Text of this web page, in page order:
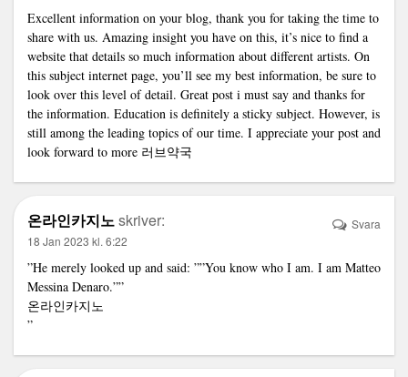
Excellent information on your blog, thank you for taking the time to
share with us. Amazing insight you have on this, it’s nice to find a
website that details so much information about different artists. On
this subject internet page, you’ll see my best information, be sure to
look over this level of detail. Great post i must say and thanks for
the information. Education is definitely a sticky subject. However, is
still among the leading topics of our time. I appreciate your post and
look forward to more 러브약국
온라인카지노skriver:
18 Jan 2023 kl. 6:22
”He merely looked up and said: ””You know who I am. I am Matteo
Messina Denaro.””
온라인카지노
”
Svara